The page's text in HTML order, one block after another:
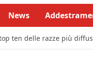
News
ten delle razze più